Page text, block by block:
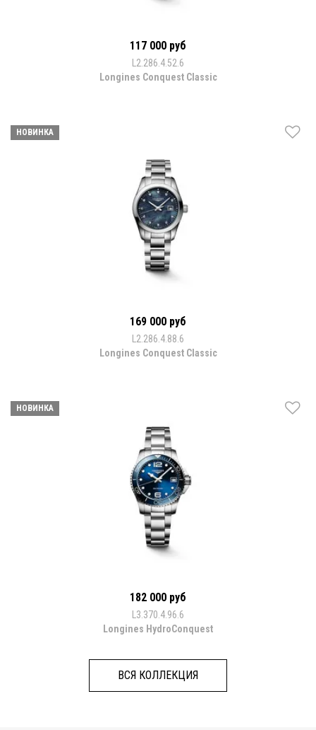
117 000 руб
L2.286.4.52.6
Longines Conquest Classic
НОВИНКА
169 000 руб
L2.286.4.88.6
Longines Conquest Classic
НОВИНКА
182 000 руб
L3.370.4.96.6
Longines HydroConquest
ВСЯ КОЛЛЕКЦИЯ